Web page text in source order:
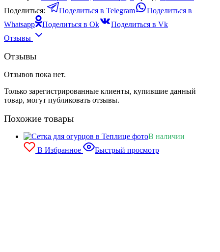
Поделиться:
Поделиться в Telegram
Поделиться в
Whatsapp
Поделиться в Ok
Поделиться в Vk
Отзывы
Отзывы
Отзывов пока нет.
Только зарегистрированные клиенты, купившие данный
товар, могут публиковать отзывы.
Похожие товары
В наличии
В Избранное
Быстрый просмотр